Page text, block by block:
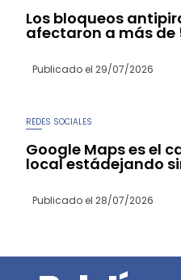
Los bloqueos
afectaron a más de
Publicado el 29/07/2026
REDES SOCIALES
Google Maps es el
local estádejando
Publicado el 28/07/2026